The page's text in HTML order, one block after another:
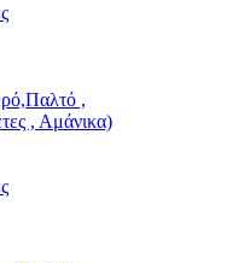
,
, Αμάνικα)